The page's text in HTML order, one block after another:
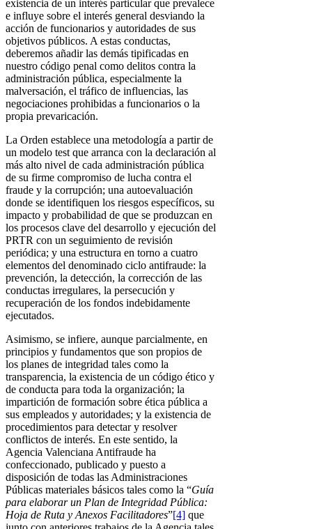
existencia de un interés particular que prevalece
e influye sobre el interés general desviando la
acción de funcionarios y autoridades de sus
objetivos públicos. A estas conductas,
deberemos añadir las demás tipificadas en
nuestro código penal como delitos contra la
administración pública, especialmente la
malversación, el tráfico de influencias, las
negociaciones prohibidas a funcionarios o la
propia prevaricación.
La Orden establece una metodología a partir de
un modelo test que arranca con la declaración al
más alto nivel de cada administración pública
de su firme compromiso de lucha contra el
fraude y la corrupción; una autoevaluación
donde se identifiquen los riesgos específicos, su
impacto y probabilidad de que se produzcan en
los procesos clave del desarrollo y ejecución del
PRTR con un seguimiento de revisión
periódica; y una estructura en torno a cuatro
elementos del denominado ciclo antifraude: la
prevención, la detección, la corrección de las
conductas irregulares, la persecución y
recuperación de los fondos indebidamente
ejecutados.
Asimismo, se infiere, aunque parcialmente, en
principios y fundamentos que son propios de
los planes de integridad tales como la
transparencia, la existencia de un código ético y
de conducta para toda la organización; la
impartición de formación sobre ética pública a
sus empleados y autoridades; y la existencia de
procedimientos para detectar y resolver
conflictos de interés. En este sentido, la
Agencia Valenciana Antifraude ha
confeccionado, publicado y puesto a
disposición de todas las Administraciones
Públicas materiales básicos tales como la “Guía
para elaborar un Plan de Integridad Pública:
Hoja de Ruta y Anexos Facilitadores”[4] que